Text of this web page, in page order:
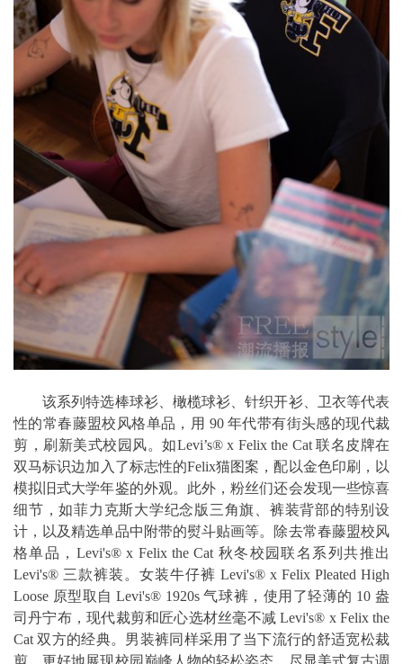
该系列特选棒球衫、橄榄球衫、针织开衫、卫衣等代表
性的常春藤盟校风格单品，用 90 年代带有街头感的现代裁
剪，刷新美式校园风。如Levi’s® x Felix the Cat 联名皮牌在
双马标识边加入了标志性的Felix猫图案，配以金色印刷，以
模拟旧式大学年鉴的外观。此外，粉丝们还会发现一些惊喜
细节，如菲力克斯大学纪念版三角旗、裤装背部的特别设
计，以及精选单品中附带的熨斗贴画等。除去常春藤盟校风
格单品，Levi's® x Felix the Cat 秋冬校园联名系列共推出
Levi's® 三款裤装。女装牛仔裤 Levi's® x Felix Pleated High
Loose 原型取自 Levi's® 1920s 气球裤，使用了轻薄的 10 盎
司丹宁布，现代裁剪和匠心选材丝毫不减 Levi's® x Felix the
Cat 双方的经典。男装裤同样采用了当下流行的舒适宽松裁
剪，更好地展现校园巅峰人物的轻松姿态，尽显美式复古调